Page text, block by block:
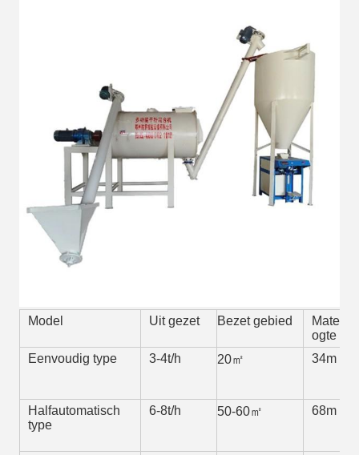
Model Uit gezet Bezet gebied
ogte
Eenvoudig type
3-4t/h 20㎡ 34m
Halfautomatisch
type
6-8t/h 50-60㎡ 68m